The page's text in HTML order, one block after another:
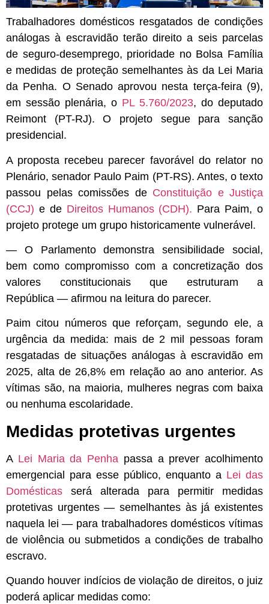
Trabalhadores domésticos resgatados de condições
análogas à escravidão terão direito a seis parcelas
de seguro-desemprego, prioridade no Bolsa Família
e medidas de proteção semelhantes às da Lei Maria
da Penha. O Senado aprovou nesta terça-feira (9),
em sessão plenária, o PL 5.760/2023, do deputado
Reimont (PT-RJ). O projeto segue para sanção
presidencial.
A proposta recebeu parecer favorável do relator no
Plenário, senador Paulo Paim (PT-RS). Antes, o texto
passou pelas comissões de Constituição e Justiça
(CCJ) e de Direitos Humanos (CDH). Para Paim, o
projeto protege um grupo historicamente vulnerável.
— O Parlamento demonstra sensibilidade social,
bem como compromisso com a concretização dos
valores constitucionais que estruturam a
República — afirmou na leitura do parecer.
Paim citou números que reforçam, segundo ele, a
urgência da medida: mais de 2 mil pessoas foram
resgatadas de situações análogas à escravidão em
2025, alta de 26,8% em relação ao ano anterior. As
vítimas são, na maioria, mulheres negras com baixa
ou nenhuma escolaridade.
Medidas protetivas urgentes
A Lei Maria da Penha passa a prever acolhimento
emergencial para esse público, enquanto a Lei das
Domésticas será alterada para permitir medidas
protetivas urgentes — semelhantes às já existentes
naquela lei — para trabalhadores domésticos vítimas
de violência ou submetidos a condições de trabalho
escravo.
Quando houver indícios de violação de direitos, o juiz
poderá aplicar medidas como: